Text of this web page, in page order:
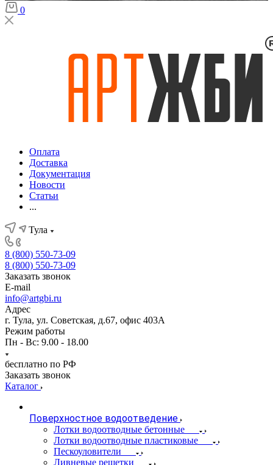
0
Оплата
Доставка
Документация
Новости
Статьи
...
Тула
8 (800) 550-73-09
8 (800) 550-73-09
Заказать звонок
E-mail
info@artgbi.ru
Адрес
г. Тула, ул. Советская, д.67, офис 403А
Режим работы
Пн - Вс: 9.00 - 18.00
бесплатно по РФ
Заказать звонок
Каталог
Поверхностное водоотведение
Лотки водоотводные бетонные
Лотки водоотводные пластиковые
Пескоуловители
Ливневые решетки